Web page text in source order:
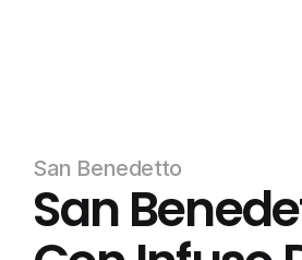
San Benedetto
San